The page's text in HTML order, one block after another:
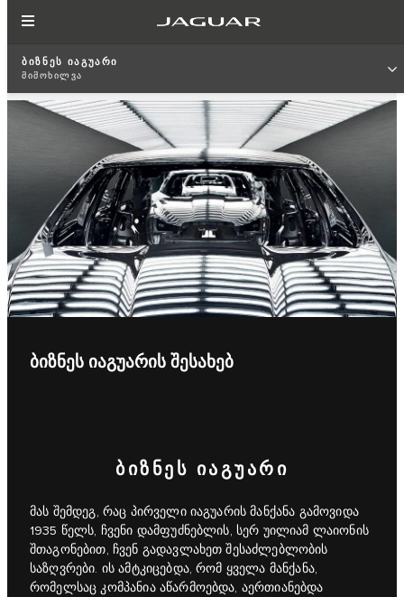
ᲑᲘᲖᲜᲔᲡ ᲘᲐᲒᲣᲐᲠᲘ
ᲛᲘᲛᲝᲮᲘᲚᲕᲐ
ᲑᲘᲖᲜᲔᲡ ᲘᲐᲒᲣᲐᲠᲘᲡ ᲨᲔᲡᲐᲮᲔᲑ
ᲑᲘᲖᲜᲔᲡ ᲘᲐᲒᲣᲐᲠᲘ
მას შემდეგ, რაც პირველი იაგუარის მანქანა გამოვიდა
1935 წელს, ჩვენი დამფუძნებლის, სერ უილიამ ლაიონის
შთაგონებით, ჩვენ გადავლახეთ შესაძლებლობის
საზღვრები. ის ამტკიცებდა, რომ ყველა მანქანა,
რომელსაც კომპანია აწარმოებდა, აერთიანებდა